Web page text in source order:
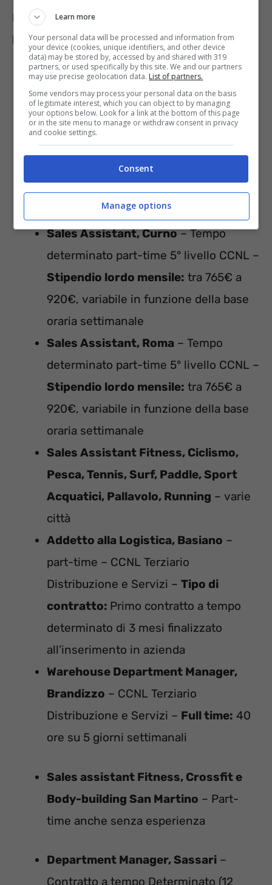
personale in tutte le città italiane. Ecco i
profili più ricercati:
Sales Assistant, Curno– Tempo
determinato part-time 5° livello CCNL –
Stipendio lordo mensile: tra 765€ a
920€, variabile in funzione della base
oraria settimanale
Sales Assistant, Roma – Tempo
determinato part-time 5° livello CCNL –
Stipendio lordo mensile: tra 765€ a
920€, variabile in funzione della base
oraria settimanale
Sales Assistant Fitness, Ciclismo,
Pesca, Tennis, Surf, Paddle, Sport
Acquatici, Pallavolo, Running – varie
città
Addetto alla Logistica, Basiano –
part-time – CCNL Terziario
Distribuzione e Servizi – Tipo di
contratto: Primo contratto a tempo
determinato di 3 mesi finalizzato
all’inserimento in azienda
Warehouse Department Manager,
Brandizzo – CCNL Terziario
Distribuzione e Servizi – Full time: 40
ore su 5 giorni settimanali
Sales assistant Fitness, Crossfit e
Body-building San Martino – Part-
time anche senza esperienza
Department Manager, Sassari –
Contratto a tempo Determinato (12
Learn more
Your personal data will be processed and information from
your device (cookies, unique identifiers, and other device
data) may be stored by, accessed by and shared with 319
partners, or used specifically by this site. We and our partners
may use precise geolocation data. List of partners.
Some vendors may process your personal data on the basis
of legitimate interest, which you can object to by managing
your options below. Look for a link at the bottom of this page
or in the site menu to manage or withdraw consent in privacy
and cookie settings.
Consent
Manage options